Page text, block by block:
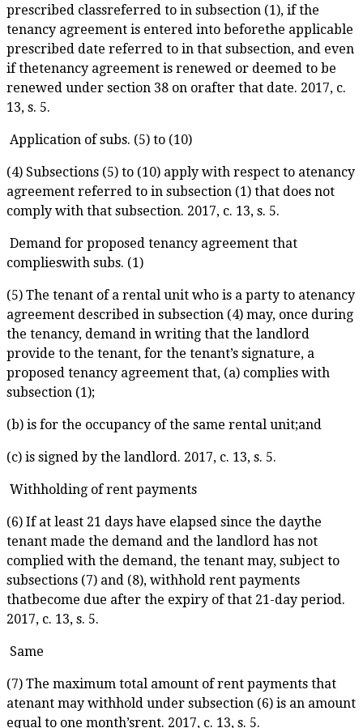
prescribed classreferred to in subsection (1), if the
tenancy agreement is entered into beforethe applicable
prescribed date referred to in that subsection, and even
if thetenancy agreement is renewed or deemed to be
renewed under section 38 on orafter that date. 2017, c.
13, s. 5.
Application of subs. (5) to (10)
(4) Subsections (5) to (10) apply with respect to atenancy
agreement referred to in subsection (1) that does not
comply with that subsection. 2017, c. 13, s. 5.
Demand for proposed tenancy agreement that
complieswith subs. (1)
(5) The tenant of a rental unit who is a party to atenancy
agreement described in subsection (4) may, once during
the tenancy, demand in writing that the landlord
provide to the tenant, for the tenant’s signature, a
proposed tenancy agreement that, (a) complies with
subsection (1);
(b) is for the occupancy of the same rental unit;and
(c) is signed by the landlord. 2017, c. 13, s. 5.
Withholding of rent payments
(6) If at least 21 days have elapsed since the daythe
tenant made the demand and the landlord has not
complied with the demand, the tenant may, subject to
subsections (7) and (8), withhold rent payments
thatbecome due after the expiry of that 21-day period.
2017, c. 13, s. 5.
Same
(7) The maximum total amount of rent payments that
atenant may withhold under subsection (6) is an amount
equal to one month’srent. 2017, c. 13, s. 5.